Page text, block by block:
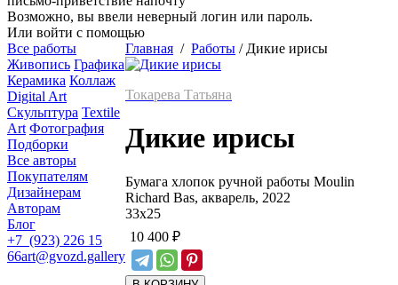
Возможно, вы ввели неверный логин или пароль.
Или войти с помощью
Все работы
Живопись Графика
Керамика Коллаж
Digital Art
Скульптура Textile
Art Фотография
Подборки
Все авторы
Покупателям
Дизайнерам
Авторам
Блог
+7 (923) 226 15
66art@gvozd.gallery
Главная / Работы / Дикие ирисы
Токарева Татьяна
Дикие ирисы
Бумага хлопок ручной работы Moulin
Richard Bas, акварель, 2022
33х25
10 400 ₽